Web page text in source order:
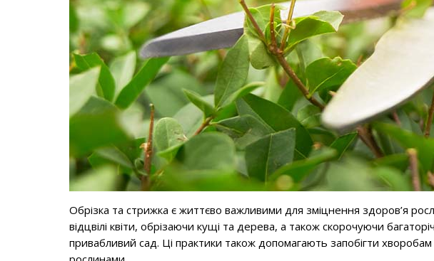
Обрізка та стрижка є життєво важливими для зміцнення здоров’я
відцвілі квіти, обрізаючи кущі та дерева, а також скорочуючи
привабливий сад. Ці практики також допомагають запобігти